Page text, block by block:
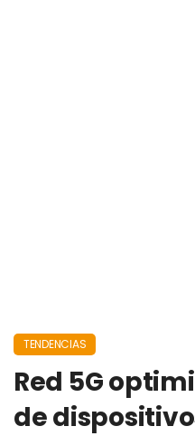
TENDENCIAS
Red 5G
de